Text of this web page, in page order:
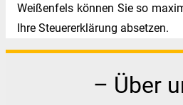
Weißenfels können Sie so
Ihre Steuererklärung absetzen.
– Über